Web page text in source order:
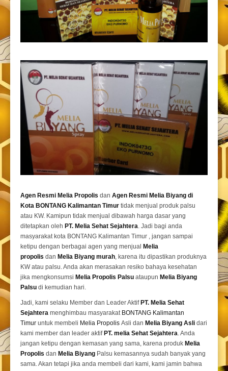
Agen Resmi Melia Propolis dan Agen Resmi Melia Biyang di
Kota BONTANG Kalimantan Timur tidak menjual produk palsu
atau KW. Kamipun tidak menjual dibawah harga dasar yang
ditetapkan oleh PT. Melia Sehat Sejahtera. Jadi bagi anda
masyarakat kota BONTANG Kalimantan Timur , jangan sampai
ketipu dengan berbagai agen yang menjual Melia
propolis dan Melia Biyang murah, karena itu dipastikan produknya
KW atau palsu. Anda akan merasakan resiko bahaya kesehatan
jika mengkonsumsi Melia Propolis Palsu ataupun Melia Biyang
Palsu di kemudian hari.
Jadi, kami selaku Member dan Leader AktifPT. Melia Sehat
Sejahtera menghimbau masyarakat BONTANG Kalimantan
Timur untuk membeli Melia Propolis Asli dan Melia Biyang Asli dari
kami member dan leader aktif PT. melia Sehat Sejahtera. Anda
jangan ketipu dengan kemasan yang sama, karena produk Melia
Propolis dan Melia Biyang Palsu kemasannya sudah banyak yang
sama. Akan tetapi jika anda membeli dari kami, kami jamin bahwa